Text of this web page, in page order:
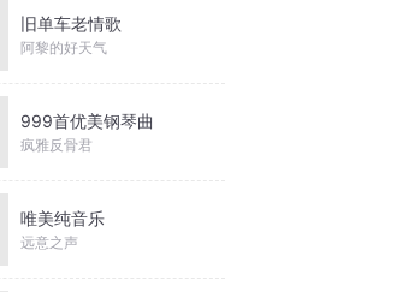
旧单车老情歌
阿黎的好天气
999首优美钢琴曲
疯雅反骨君
唯美纯音乐
远意之声